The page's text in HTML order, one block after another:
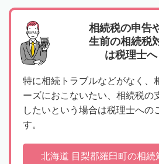
相続税の申告
生前の相続税
は税理士へ
特に相続トラブルなどがなく、
ーズにおこないたい、相続税の
したいという場合は税理士への
す。
北海道 目梨郡羅臼町の相続